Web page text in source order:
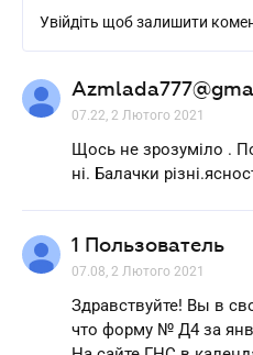
Увійдіть щоб залишити
07.22, 2 Лютого 2021
Щось не зрозуміло .
ні. Балачки
1 Пользователь
07.08, 2 Лютого 2021
Здравствуйте! Вы в
что форму № Д4 за